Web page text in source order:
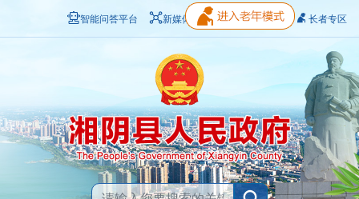
智能问答平台 新媒体矩阵 无障碍浏览 长者专区